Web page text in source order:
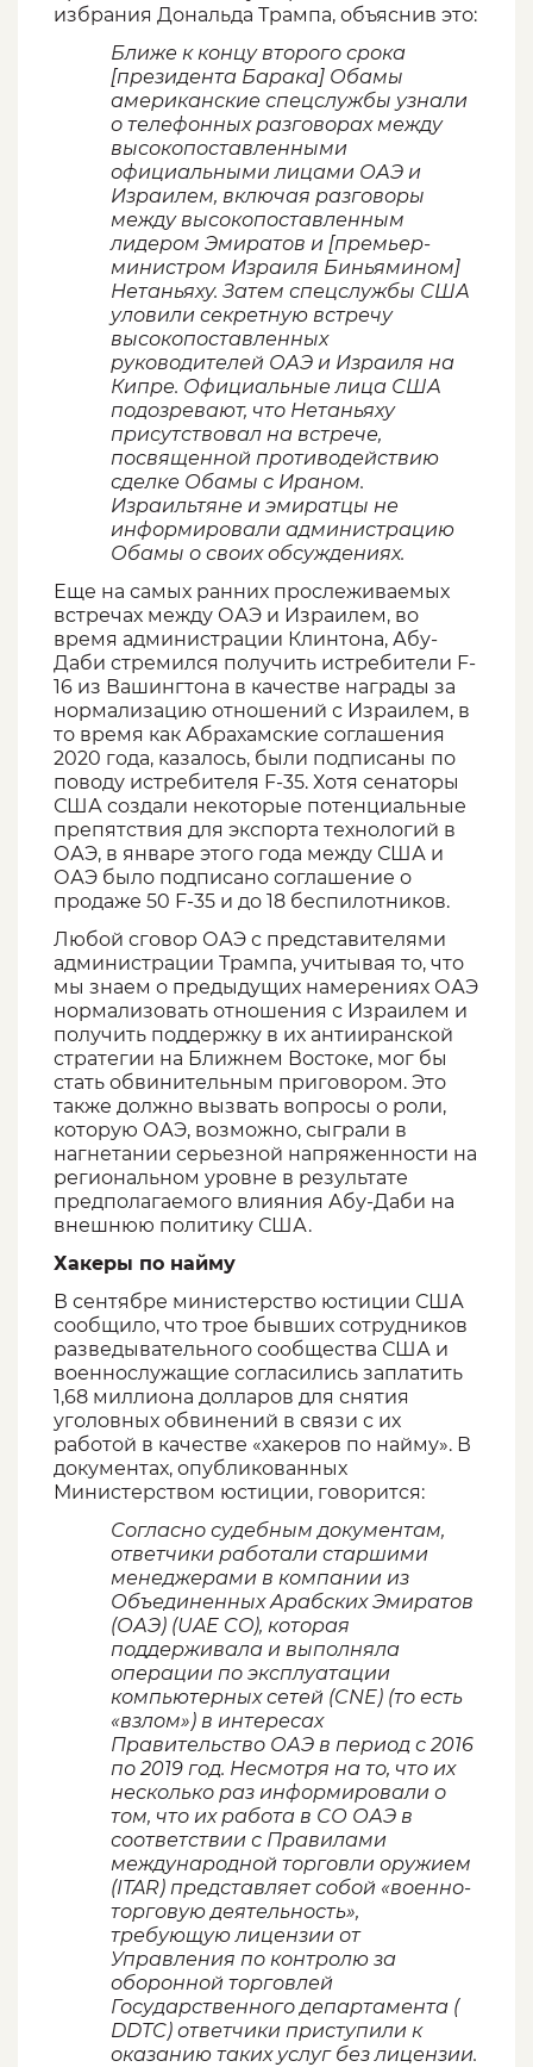
избрания Дональда Трампа, объяснив это:
Ближе к концу второго срока
[президента Барака] Обамы
американские спецслужбы узнали
о телефонных разговорах между
высокопоставленными
официальными лицами ОАЭ и
Израилем, включая разговоры
между высокопоставленным
лидером Эмиратов и [премьер-
министром Израиля Биньямином]
Нетаньяху. Затем спецслужбы США
уловили секретную встречу
высокопоставленных
руководителей ОАЭ и Израиля на
Кипре. Официальные лица США
подозревают, что Нетаньяху
присутствовал на встрече,
посвященной противодействию
сделке Обамы с Ираном.
Израильтяне и эмиратцы не
информировали администрацию
Обамы о своих обсуждениях.
Еще на самых ранних прослеживаемых
встречах между ОАЭ и Израилем, во
время администрации Клинтона, Абу-
Даби стремился получить истребители F-
16 из Вашингтона в качестве награды за
нормализацию отношений с Израилем, в
то время как Абрахамские соглашения
2020 года, казалось, были подписаны по
поводу истребителя F-35. Хотя сенаторы
США создали некоторые потенциальные
препятствия для экспорта технологий в
ОАЭ, в январе этого года между США и
ОАЭ было подписано соглашение о
продаже 50 F-35 и до 18 беспилотников.
Любой сговор ОАЭ с представителями
администрации Трампа, учитывая то, что
мы знаем о предыдущих намерениях ОАЭ
нормализовать отношения с Израилем и
получить поддержку в их антииранской
стратегии на Ближнем Востоке, мог бы
стать обвинительным приговором. Это
также должно вызвать вопросы о роли,
которую ОАЭ, возможно, сыграли в
нагнетании серьезной напряженности на
региональном уровне в результате
предполагаемого влияния Абу-Даби на
внешнюю политику США.
Хакеры по найму
В сентябре министерство юстиции США
сообщило, что трое бывших сотрудников
разведывательного сообщества США и
военнослужащие согласились заплатить
1,68 миллиона долларов для снятия
уголовных обвинений в связи с их
работой в качестве «хакеров по найму». В
документах, опубликованных
Министерством юстиции, говорится:
Согласно судебным документам,
ответчики работали старшими
менеджерами в компании из
Объединенных Арабских Эмиратов
(ОАЭ) (UAE CO), которая
поддерживала и выполняла
операции по эксплуатации
компьютерных сетей (CNE) (то есть
«взлом») в интересах
Правительство ОАЭ в период с 2016
по 2019 год. Несмотря на то, что их
несколько раз информировали о
том, что их работа в СО ОАЭ в
соответствии с Правилами
международной торговли оружием
(ITAR) представляет собой «военно-
торговую деятельность»,
требующую лицензии от
Управления по контролю за
оборонной торговлей
Государственного департамента (
DDTC) ответчики приступили к
оказанию таких услуг без лицензии.